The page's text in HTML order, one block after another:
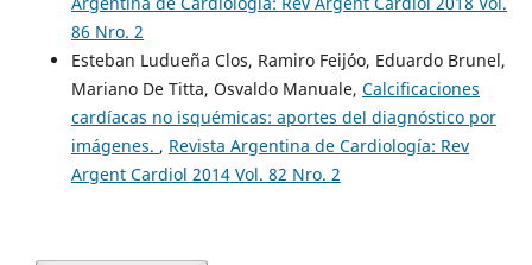
86 Nro. 2
Esteban Ludueña Clos, Ramiro Feijóo, Eduardo Brunel,
Mariano De Titta, Osvaldo Manuale, Calcificaciones
cardíacas no isquémicas: aportes del diagnóstico por
imágenes. , Revista Argentina de Cardiología: Rev
Argent Cardiol 2014 Vol. 82 Nro. 2